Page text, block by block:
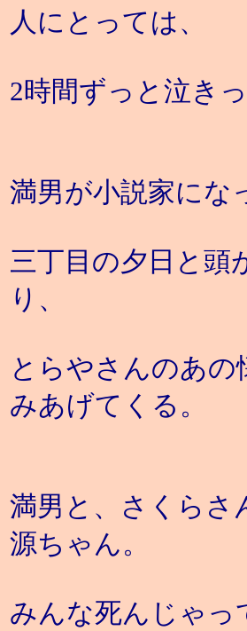
人にとっては、
2時間ずっと泣き
満男が小説家にな
三丁目の夕日と頭
り、
とらやさんのあ
みあげてくる。
満男と、さくらさ
源ちゃん。
みんな死んじゃ